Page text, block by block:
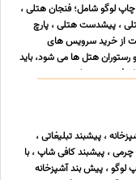
لوگو شامل؛ فنجان هتلی ،
، پیشدست هتلی ، پارچ
از خرید سرویس های
هتل ها می شود، باید
چینی مرغوب ... ...
، پیشبند تبلیغاتی ،
، پیشبند کافی شاپ ، با
لوگو ، پیش بند آشپزخانه